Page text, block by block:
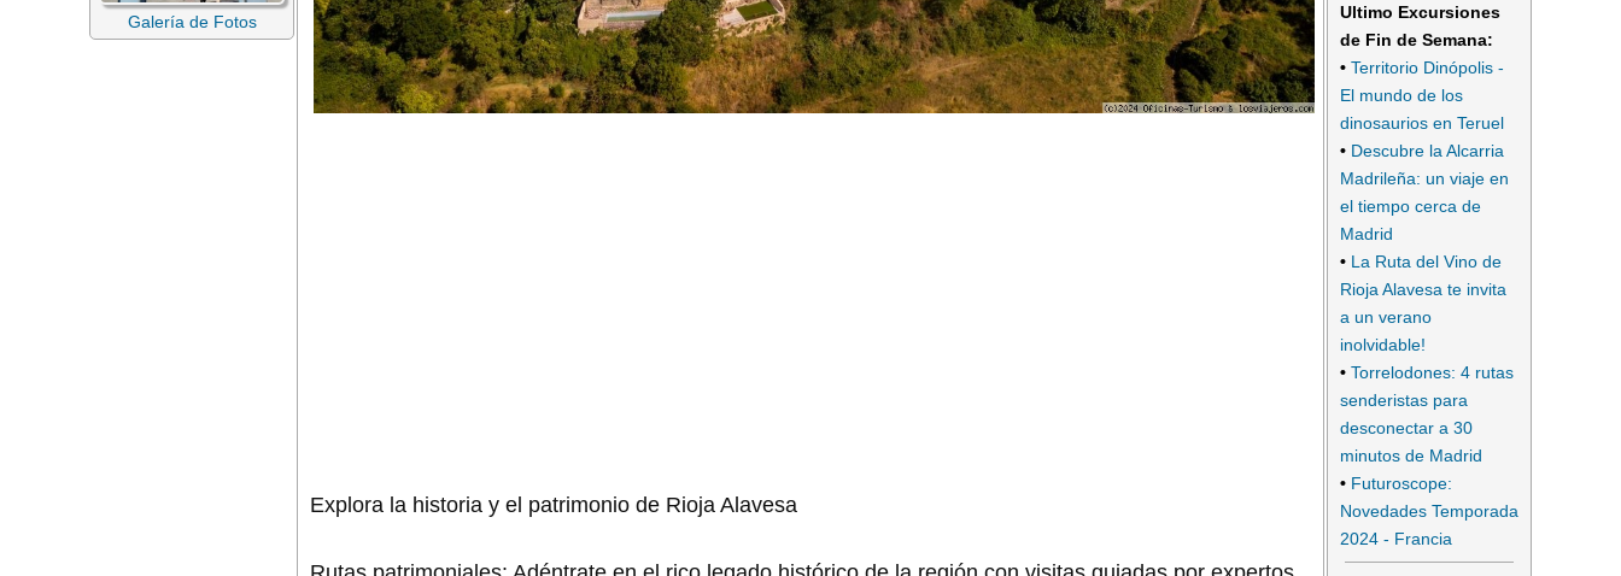
Galería de Fotos
Explora la historia y el patrimonio de Rioja Alavesa
Ultimo Excursiones
de Fin de Semana:
• Territorio Dinópolis -
El mundo de los
dinosaurios en Teruel
• Descubre la Alcarria
Madrileña: un viaje en
el tiempo cerca de
Madrid
• La Ruta del Vino de
Rioja Alavesa te invita
a un verano
inolvidable!
• Torrelodones: 4 rutas
senderistas para
desconectar a 30
minutos de Madrid
• Futuroscope:
Novedades Temporada
2024 - Francia